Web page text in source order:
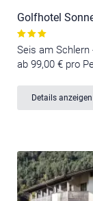
Golfhotel
Seis am Schlern
ab 99,00 € pro
Details anzeigen